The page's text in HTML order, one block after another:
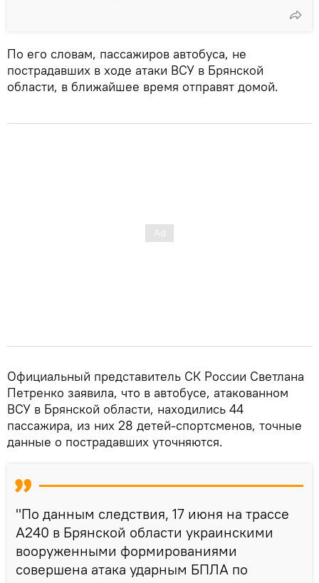
По его словам, пассажиров автобуса, не
пострадавших в ходе атаки ВСУ в Брянской
области, в ближайшее время отправят домой.
Официальный представитель СК России Светлана
Петренко заявила, что в автобусе, атакованном
ВСУ в Брянской области, находились 44
пассажира, из них 28 детей-спортсменов, точные
данные о пострадавших уточняются.
"По данным следствия, 17 июня на трассе
А240 в Брянской области украинскими
вооруженными формированиями
совершена атака ударным БПЛА по